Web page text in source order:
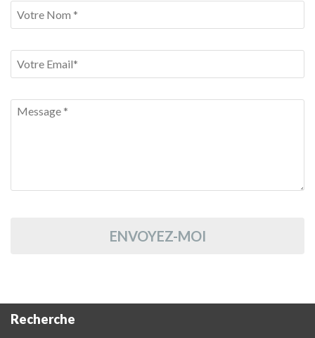
ENVOYEZ-MOI
Recherche